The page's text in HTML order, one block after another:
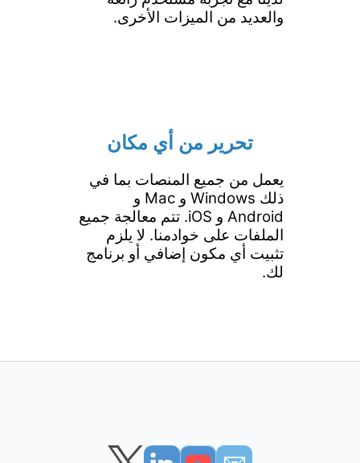
والعديد من الميزات الأخرى.
تحرير من أي مكان
يعمل من جميع المنصات بما في
ذلك Windows و Mac و
Android و iOS. تتم معالجة جميع
الملفات على خوادمنا. لا يلزم
تثبيت أي مكون إضافي أو برنامج
لك.